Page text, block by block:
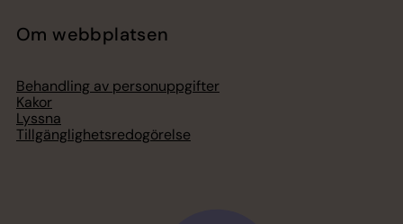
Om webbplatsen
Behandling av personuppgifter
Kakor
Lyssna
Tillgänglighetsredogörelse